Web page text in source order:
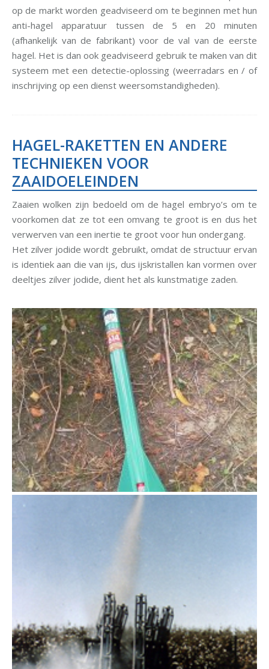
op de markt worden geadviseerd om te beginnen met hun
anti-hagel apparatuur tussen de 5 en 20 minuten
(afhankelijk van de fabrikant) voor de val van de eerste
hagel. Het is dan ook geadviseerd gebruik te maken van dit
systeem met een detectie-oplossing (weerradars en / of
inschrijving op een dienst weersomstandigheden).
HAGEL-RAKETTEN EN ANDERE
TECHNIEKEN VOOR
ZAAIDOELEINDEN
Zaaien wolken zijn bedoeld om de hagel embryo’s om te
voorkomen dat ze tot een omvang te groot is en dus het
verwerven van een inertie te groot voor hun ondergang.
Het zilver jodide wordt gebruikt, omdat de structuur ervan
is identiek aan die van ijs, dus ijskristallen kan vormen over
deeltjes zilver jodide, dient het als kunstmatige zaden.